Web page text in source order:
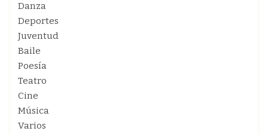
Danza
Deportes
Juventud
Baile
Poesía
Teatro
Cine
Música
Varios